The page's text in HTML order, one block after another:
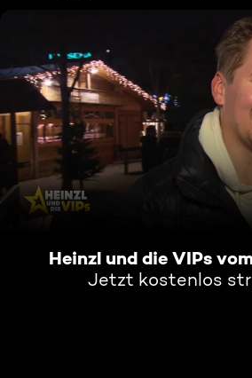
Heinzl und die VIPs
Jetzt kostenlos